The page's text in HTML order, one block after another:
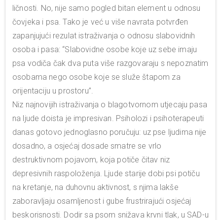
ličnosti. No, nije samo pogled bitan element u odnosu
čovjeka i psa. Tako je već u više navrata potvrđen
zapanjujući rezulat istraživanja o odnosu slabovidnih
osoba i pasa: “Slabovidne osobe koje uz sebe imaju
psa vodiča čak dva puta više razgovaraju s nepoznatim
osobama nego osobe koje se služe štapom za
orijentaciju u prostoru”.
Niz najnovijih istraživanja o blagotvornom utjecaju pasa
na ljude doista je impresivan. Psiholozi i psihoterapeuti
danas gotovo jednoglasno poručuju: uz pse ljudima nije
dosadno, a osjećaj dosade smatre se vrlo
destruktivnom pojavom, koja potiče čitav niz
depresivnih raspoloženja. Ljude starije dobi psi potiču
na kretanje, na duhovnu aktivnost, s njima lakše
zaboravljaju osamljenost i gube frustrirajući osjećaj
beskorisnosti. Dodir sa psom snižava krvni tlak, u SAD-u